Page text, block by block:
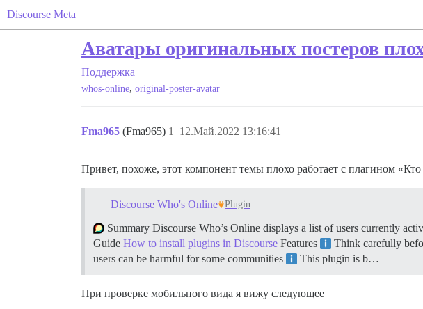
Discourse Meta
Аватары оригинальных постеров
Поддержка
whos-online, original-poster-avatar
Fma965 (Fma965) 12.Май.2022 13:16:41
1
Привет, похоже, этот компонент темы плохо работает с плагином
Discourse Who's Online Plugin
Summary Discourse Who’s Online displays a list of users currently
Guide How to install plugins in Discourse Features
Think carefully
users can be harmful for some communities
This plugin is b…
При проверке мобильного вида я вижу следующее